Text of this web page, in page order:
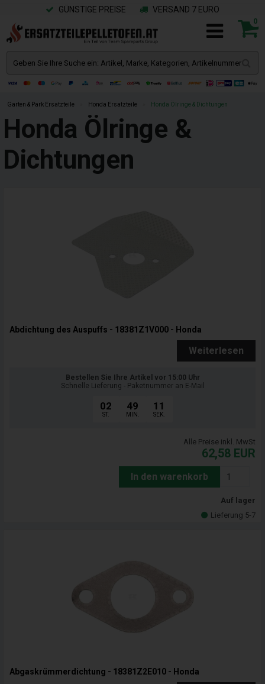
GÜNSTIGE PREISE VERSAND 7 EURO
0
Garten & Park Ersatzteile Honda Ersatzteile Honda Ölringe & Dichtungen
Honda Ölringe &
Dichtungen
Abdichtung des Auspuffs - 18381Z1V000 - Honda
Weiterlesen
Bestellen Sie Ihre Artikel vor 15:00 Uhr
Schnelle Lieferung - Paketnummer an E-Mail
02
ST.
49
MIN.
09
SEK.
Alle Preise inkl. MwSt
62,58 EUR
In den warenkorb
Auf lager
Lieferung 5-7
Abgaskrümmerdichtung - 18381Z2E010 - Honda